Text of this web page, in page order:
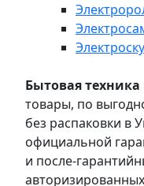
Бытовая техника
товары, по
без распаковки в
официальной
и после-